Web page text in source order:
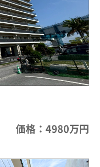
価格：4980万円